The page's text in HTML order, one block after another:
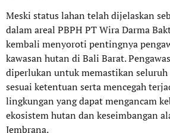
Meski status lahan telah dijelaskan
dalam areal PBPH PT Wira Darma
kembali menyoroti pentingnya
kawasan hutan di Bali Barat.
diperlukan untuk memastikan
sesuai ketentuan serta mencegah
lingkungan yang dapat mengancam
ekosistem hutan dan keseimbangan
Jembrana.